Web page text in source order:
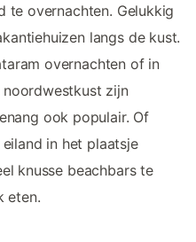
overnachten. Gelukkig
langs de kust.
overnachten of in
noordwestkust zijn
ook populair. Of
in het plaatsje
knusse beachbars te
eten.